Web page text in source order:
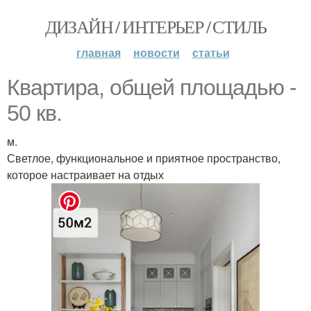
ДИЗАЙН / ИНТЕРЬЕР / СТИЛЬ
главная новости статьи
Квартира, общей площадью -
50 кв.
м.
Светлое, функциональное и приятное пространство,
которое настраивает на отдых